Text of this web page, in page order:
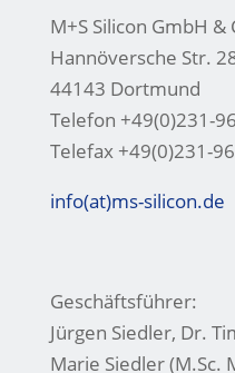
M+S Silicon GmbH &
Hannöversche Str.
44143 Dortmund
Telefon +49(0)231-
Telefax +49(0)231-
info(at)ms-silicon.de
Geschäftsführer:
Jürgen Siedler, Dr.
Marie Siedler (M.Sc.